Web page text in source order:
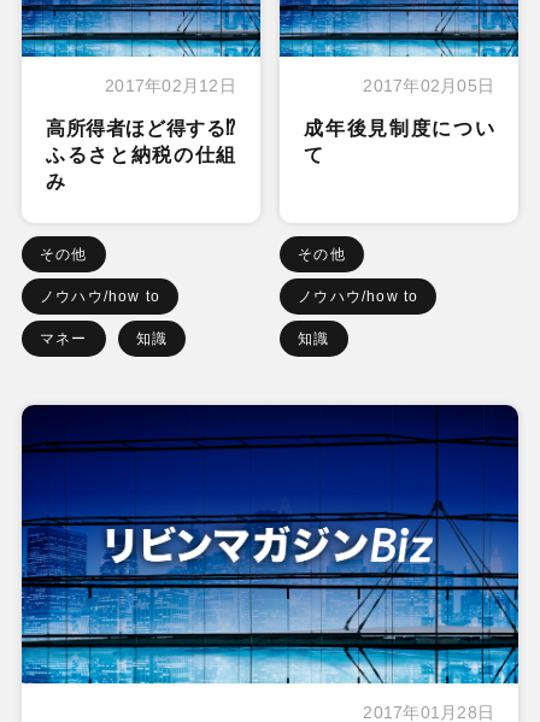
2017年02月12日
高所得者ほど得する⁉
ふるさと納税の仕組
み
その他
ノウハウ/how to
マネー 知識
2017年02月05日
成年後見制度につい
て
その他
ノウハウ/how to
知識
2017年01月28日